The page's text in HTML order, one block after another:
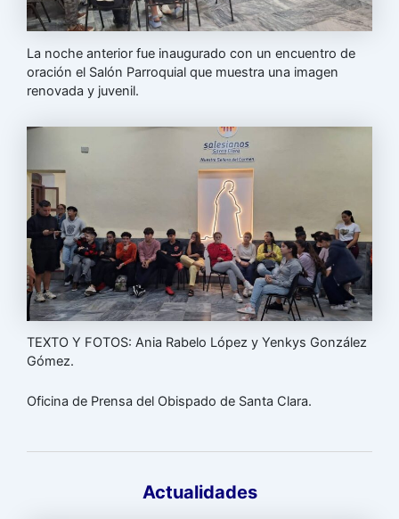
La noche anterior fue inaugurado con un encuentro de
oración el Salón Parroquial que muestra una imagen
renovada y juvenil.
TEXTO Y FOTOS: Ania Rabelo López y Yenkys González
Gómez.
Oficina de Prensa del Obispado de Santa Clara.
Actualidades